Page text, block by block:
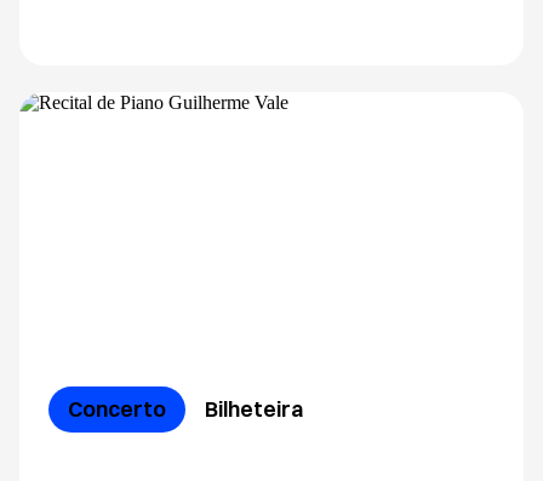
Concerto Bilheteira